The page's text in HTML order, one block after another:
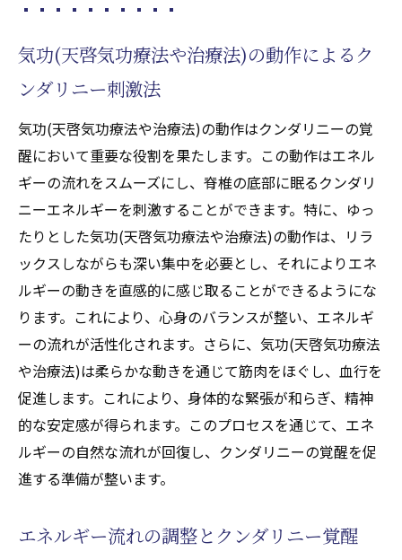
気功(天啓気功療法や治療法)の動作によるク
ンダリニー刺激法
気功(天啓気功療法や治療法)の動作はクンダリニーの覚
醒において重要な役割を果たします。この動作はエネル
ギーの流れをスムーズにし、脊椎の底部に眠るクンダリ
ニーエネルギーを刺激することができます。特に、ゆっ
たりとした気功(天啓気功療法や治療法)の動作は、リラ
ックスしながらも深い集中を必要とし、それによりエネ
ルギーの動きを直感的に感じ取ることができるようにな
ります。これにより、心身のバランスが整い、エネルギ
ーの流れが活性化されます。さらに、気功(天啓気功療法
や治療法)は柔らかな動きを通じて筋肉をほぐし、血行を
促進します。これにより、身体的な緊張が和らぎ、精神
的な安定感が得られます。このプロセスを通じて、エネ
ルギーの自然な流れが回復し、クンダリニーの覚醒を促
進する準備が整います。
エネルギー流れの調整とクンダリニー覚醒